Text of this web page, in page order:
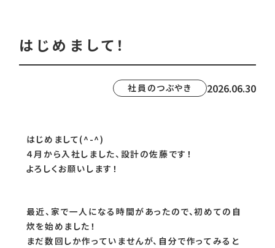
はじめまして！
社員のつぶやき 2026.06.30
はじめまして(^-^)
４月から入社しました、設計の佐藤です！
よろしくお願いします！
最近、家で一人になる時間があったので、初めての自
炊を始めました！
まだ数回しか作っていませんが、自分で作ってみると